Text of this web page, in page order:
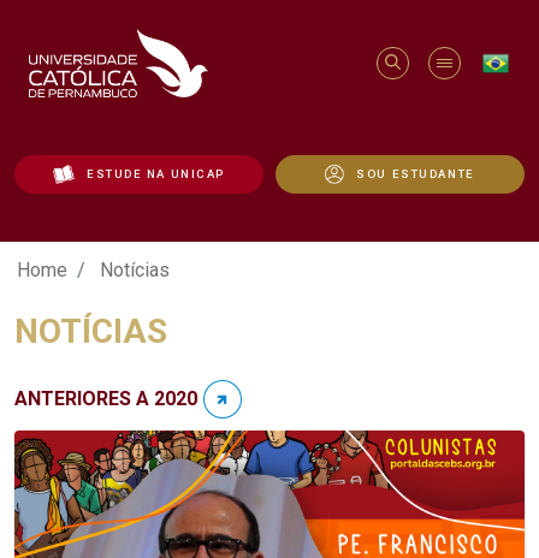
ESTUDE NA UNICAP SOU ESTUDANTE
Notícias - Unicap
Home Notícias
NOTÍCIAS
ANTERIORES A 2020